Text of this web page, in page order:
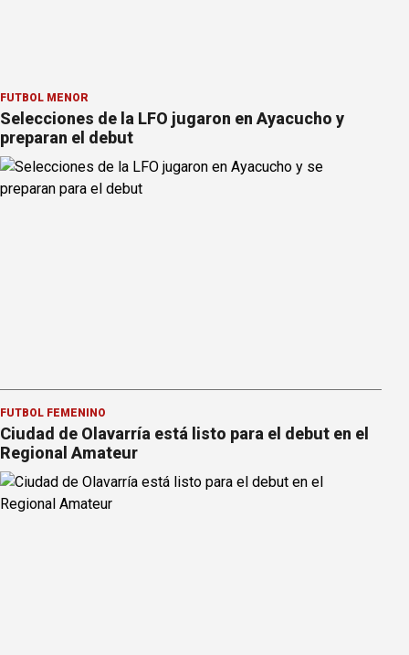
FÚTBOL MENOR
Selecciones de la LFO jugaron en Ayacucho y
preparan el debut
FÚTBOL FEMENINO
Ciudad de Olavarría está listo para el debut en el
Regional Amateur